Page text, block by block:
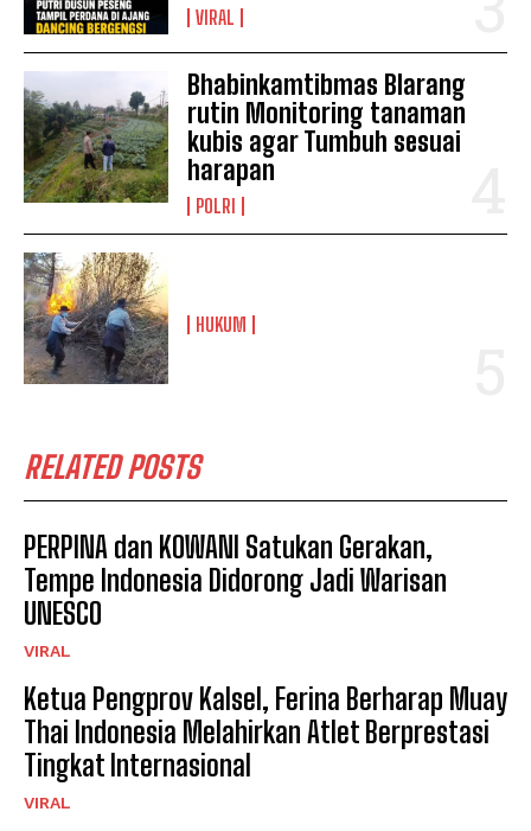
VIRAL
Bhabinkamtibmas Blarang
rutin Monitoring tanaman
kubis agar Tumbuh sesuai
harapan
POLRI
HUKUM
RELATED POSTS
PERPINA dan KOWANI Satukan Gerakan,
Tempe Indonesia Didorong Jadi Warisan
UNESCO
VIRAL
Ketua Pengprov Kalsel, Ferina Berharap Muay
Thai Indonesia Melahirkan Atlet Berprestasi
Tingkat Internasional
VIRAL